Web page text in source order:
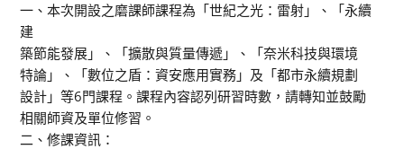
一、本次開設之磨課師課程為「世紀之光：雷射」、「永續
建
築節能發展」、「擴散與質量傳遞」、「奈米科技與環境
特論」、「數位之盾：資安應用實務」及「都市永續規劃
設計」等6門課程。課程內容認列研習時數，請轉知並鼓勵
相關師資及單位修習。
二、修課資訊：